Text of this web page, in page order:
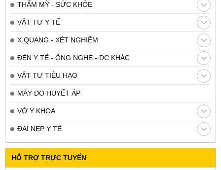
THẨM MỸ - SỨC KHỎE
VẬT TƯ Y TẾ
X QUANG - XÉT NGHIỆM
ĐÈN Y TẾ - ỐNG NGHE - DC KHÁC
VẬT TƯ TIÊU HAO
MÁY ĐO HUYẾT ÁP
VỚ Y KHOA
ĐAI NẸP Y TẾ
HỖ TRỢ TRỰC TUYẾN